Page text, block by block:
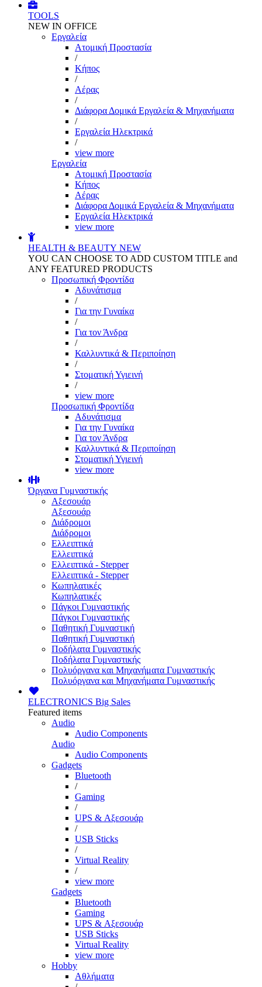
TOOLS
NEW IN OFFICE
Εργαλεία
Aτομική Προστασία
/
Kήπος
/
Αέρας
/
Διάφορα Δομικά Εργαλεία & Μηχανήματα
/
Εργαλεία Ηλεκτρικά
/
view more
Εργαλεία
Aτομική Προστασία
Kήπος
Αέρας
Διάφορα Δομικά Εργαλεία & Μηχανήματα
Εργαλεία Ηλεκτρικά
view more
HEALTH & BEAUTY NEW
YOU CAN CHOOSE TO ADD CUSTOM TITLE and
ANY FEATURED PRODUCTS
Προσωπική Φροντίδα
Αδυνάτισμα
/
Για την Γυναίκα
/
Για τον Άνδρα
/
Καλλυντικά & Περιποίηση
/
Στοματική Υγιεινή
/
view more
Προσωπική Φροντίδα
Αδυνάτισμα
Για την Γυναίκα
Για τον Άνδρα
Καλλυντικά & Περιποίηση
Στοματική Υγιεινή
view more
Όργανα Γυμναστικής
Αξεσουάρ
Αξεσουάρ
Διάδρομοι
Διάδρομοι
Ελλειπτικά
Ελλειπτικά
Ελλειπτικά - Stepper
Ελλειπτικά - Stepper
Κωπηλατικές
Κωπηλατικές
Πάγκοι Γυμναστικής
Πάγκοι Γυμναστικής
Παθητική Γυμναστική
Παθητική Γυμναστική
Ποδήλατα Γυμναστικής
Ποδήλατα Γυμναστικής
Πολυόργανα και Μηχανήματα Γυμναστικής
Πολυόργανα και Μηχανήματα Γυμναστικής
ELECTRONICS Big Sales
Featured items
Audio
Audio Components
Audio
Audio Components
Gadgets
Bluetooth
/
Gaming
/
UPS & Αξεσουάρ
/
USB Sticks
/
Virtual Reality
/
view more
Gadgets
Bluetooth
Gaming
UPS & Αξεσουάρ
USB Sticks
Virtual Reality
view more
Hobby
Αθλήματα